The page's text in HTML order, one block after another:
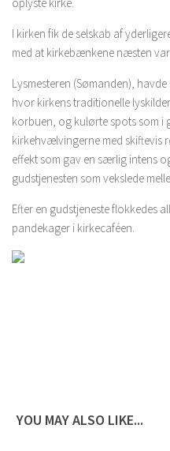
I kirken fik de selskab af
med at kirkebænkene næsten
Lysmesteren (Sømanden),
hvor kirkens traditionelle
korbuen, og kulørte spots som i
kirkehvælvingerne med skiftevis
effekt som gav en særlig intens
gudstjenesten som vekslede
Efter en gudstjeneste flokkedes
pandekager i kirkecaféen.
YOU MAY ALSO LIKE...